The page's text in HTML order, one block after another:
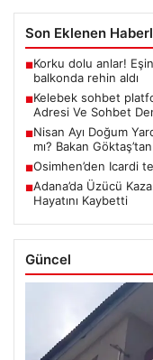
Son Eklenen
■Korku dolu anlar!
balkonda rehin aldı
■Kelebek sohbet
Adresi Ve Sohbet
■Nisan Ayı Doğum
mı? Bakan
■Osimhen’den Icardi
■Adana’da Üzücü
Hayatını Kaybetti
Güncel